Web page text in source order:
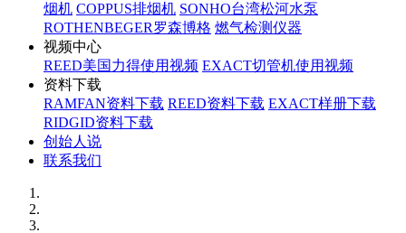
烟机 COPPUS排烟机 SONHO台湾松河水泵
ROTHENBEGER罗森博格 燃气检测仪器
视频中心
REED美国力得使用视频 EXACT切管机使用视频
资料下载
RAMFAN资料下载 REED资料下载 EXACT样册下载
RIDGID资料下载
创始人说
联系我们